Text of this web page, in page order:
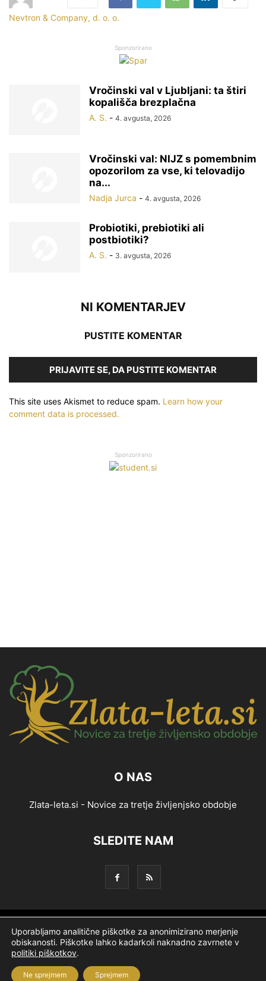
Nevtron & Company, d. o. o.
Sponzorirano
Vročinski val v Ljubljani: ta štiri
kopališča brezplačna
A. S. - 4. avgusta, 2026
Vročinski val: NIJZ s pomembnim
opozorilom za vse, ki telovadijo
na...
Nadja Jurca - 4. avgusta, 2026
Probiotiki, prebiotiki ali
postbiotiki?
A. S. - 3. avgusta, 2026
NI KOMENTARJEV
PUSTITE KOMENTAR
PRIJAVITE SE, DA PUSTITE KOMENTAR
This site uses Akismet to reduce spam. Learn how your
comment data is processed.
Sponzorirano
O NAS
Zlata-leta.si - Novice za tretje življenjsko obdobje
SLEDITE NAM
Splošni pogoji Piškotki Politika zasebnosti
Oglaševanje Partnerji Ekipa Logotip O podjetju
© Nevtron & Company, d. o. o.
Uporabljamo analitične piškotke za anonimizirano merjenje
obiskanosti. Piškotke lahko kadarkoli naknadno zavrnete v
politiki piškotkov.
Sprejmem
Ne sprejmem